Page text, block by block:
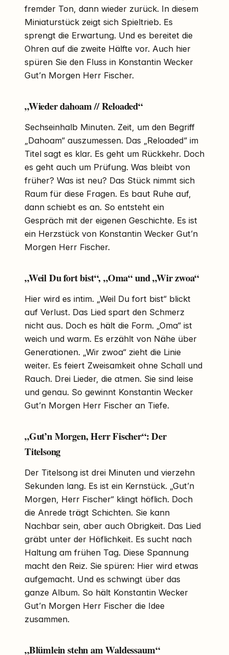
fremder Ton, dann wieder zurück. In diesem
Miniaturstück zeigt sich Spieltrieb. Es
sprengt die Erwartung. Und es bereitet die
Ohren auf die zweite Hälfte vor. Auch hier
spüren Sie den Fluss in Konstantin Wecker
Gut’n Morgen Herr Fischer.
„Wieder dahoam // Reloaded“
Sechseinhalb Minuten. Zeit, um den Begriff
„Dahoam“ auszumessen. Das „Reloaded“ im
Titel sagt es klar. Es geht um Rückkehr. Doch
es geht auch um Prüfung. Was bleibt von
früher? Was ist neu? Das Stück nimmt sich
Raum für diese Fragen. Es baut Ruhe auf,
dann schiebt es an. So entsteht ein
Gespräch mit der eigenen Geschichte. Es ist
ein Herzstück von Konstantin Wecker Gut’n
Morgen Herr Fischer.
„Weil Du fort bist“, „Oma“ und „Wir zwoa“
Hier wird es intim. „Weil Du fort bist“ blickt
auf Verlust. Das Lied spart den Schmerz
nicht aus. Doch es hält die Form. „Oma“ ist
weich und warm. Es erzählt von Nähe über
Generationen. „Wir zwoa“ zieht die Linie
weiter. Es feiert Zweisamkeit ohne Schall und
Rauch. Drei Lieder, die atmen. Sie sind leise
und genau. So gewinnt Konstantin Wecker
Gut’n Morgen Herr Fischer an Tiefe.
„Gut’n Morgen, Herr Fischer“: Der
Titelsong
Der Titelsong ist drei Minuten und vierzehn
Sekunden lang. Es ist ein Kernstück. „Gut’n
Morgen, Herr Fischer“ klingt höflich. Doch
die Anrede trägt Schichten. Sie kann
Nachbar sein, aber auch Obrigkeit. Das Lied
gräbt unter der Höflichkeit. Es sucht nach
Haltung am frühen Tag. Diese Spannung
macht den Reiz. Sie spüren: Hier wird etwas
aufgemacht. Und es schwingt über das
ganze Album. So hält Konstantin Wecker
Gut’n Morgen Herr Fischer die Idee
zusammen.
„Blümlein stehn am Waldessaum“